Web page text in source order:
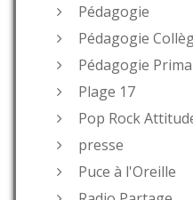
Pédagogie
Pédagogie
Pédagogie
Plage 17
Pop Rock
presse
Puce à l'Oreille